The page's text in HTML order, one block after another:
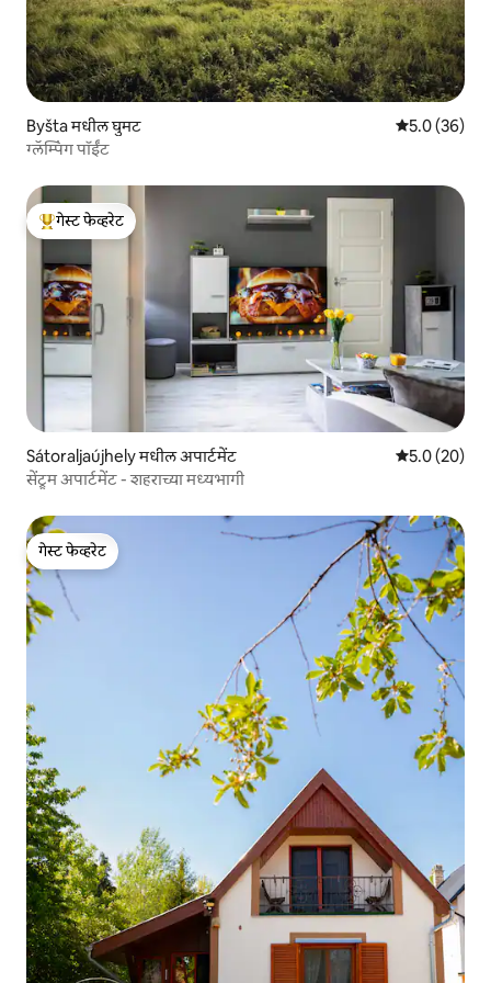
Byšta मधील घुमट 5 पैकी 5.0
5.0 (36)
ग्लॅम्पिंग पॉईंट
टॉप गेस्ट फेव्हरेट
गेस्ट फेव्हरेट
Sátoraljaújhely मधील अपार्टमेंट 5 पैकी 5.0
5.0 (20)
सेंट्रूम अपार्टमेंट - शहराच्या मध्यभागी
गेस्ट फेव्हरेट
गेस्ट फेव्हरेट